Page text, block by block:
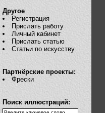
Другое
Регистрация
Прислать работу
Личный кабинет
Прислать статью
Статьи по искусству
Партнёрские проекты:
Фрески
Поиск иллюстраций: